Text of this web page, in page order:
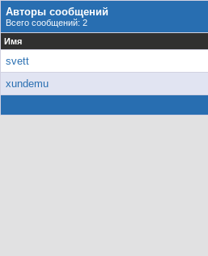
Авторы сообщений
Всего сообщений: 2
Имя
svett
xundemu